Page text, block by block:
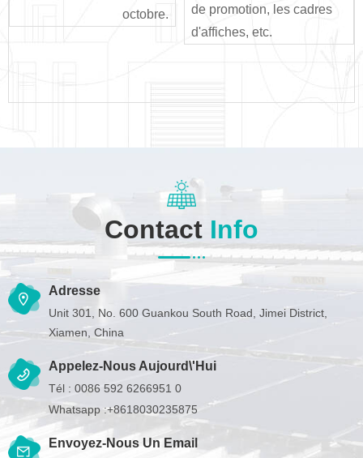
octobre.
de promotion, les cadres
d'affiches, etc.
Contact Info
Adresse
Unit 301, No. 600 Guankou South Road, Jimei District,
Xiamen, China
Appelez-Nous Aujourd\'hui
Tél : 0086 592 6266951 0
Whatsapp :+8618030235875
Envoyez-Nous Un Email